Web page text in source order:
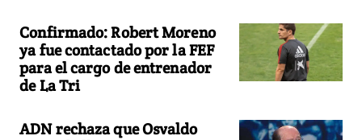
Confirmado: Robert Moreno
ya fue contactado por la FEF
para el cargo de entrenador
de La Tri
ADN rechaza que Osvaldo